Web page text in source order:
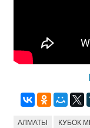
АЛМАТЫ КУБОК